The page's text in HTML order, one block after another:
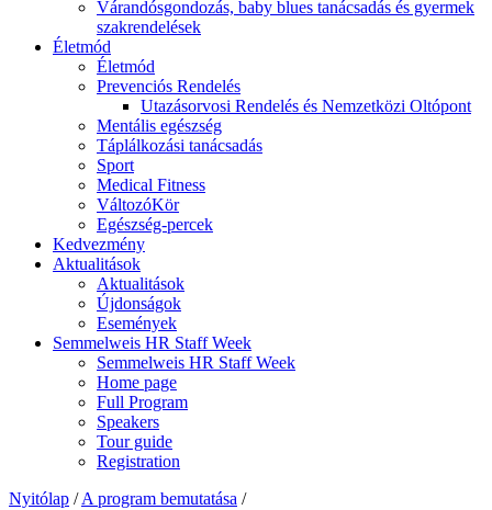
Várandósgondozás, baby blues tanácsadás és gyermek
szakrendelések
Életmód
Életmód
Prevenciós Rendelés
Utazásorvosi Rendelés és Nemzetközi Oltópont
Mentális egészség
Táplálkozási tanácsadás
Sport
Medical Fitness
VáltozóKör
Egészség-percek
Kedvezmény
Aktualitások
Aktualitások
Újdonságok
Események
Semmelweis HR Staff Week
Semmelweis HR Staff Week
Home page
Full Program
Speakers
Tour guide
Registration
Nyitólap / A program bemutatása /